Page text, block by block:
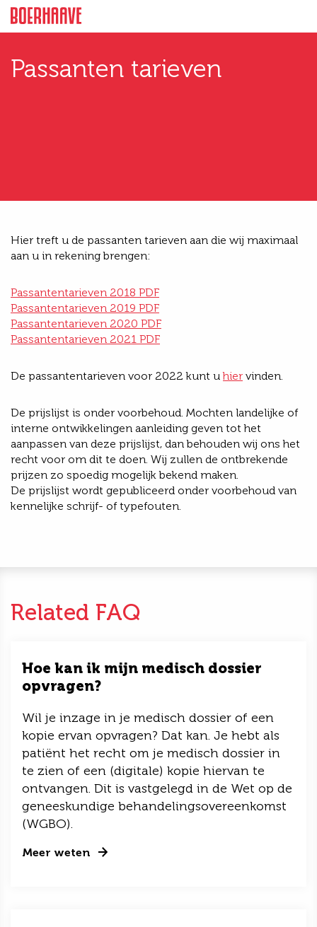
Passanten tarieven
Hier treft u de passanten tarieven aan die wij maximaal
aan u in rekening brengen:
Passantentarieven 2018 PDF
Passantentarieven 2019 PDF
Passantentarieven 2020 PDF
Passantentarieven 2021 PDF
De passantentarieven voor 2022 kunt uhier vinden.
De prijslijst is onder voorbehoud. Mochten landelijke of
interne ontwikkelingen aanleiding geven tot het
aanpassen van deze prijslijst, dan behouden wij ons het
recht voor om dit te doen. Wij zullen de ontbrekende
prijzen zo spoedig mogelijk bekend maken.
De prijslijst wordt gepubliceerd onder voorbehoud van
kennelijke schrijf- of typefouten.
Related FAQ
Hoe kan ik mijn medisch dossier
opvragen?
Wil je inzage in je medisch dossier of een
kopie ervan opvragen? Dat kan. Je hebt als
patiënt het recht om je medisch dossier in
te zien of een (digitale) kopie hiervan te
ontvangen. Dit is vastgelegd in de Wet op de
geneeskundige behandelingsovereenkomst
(WGBO).
Meer weten